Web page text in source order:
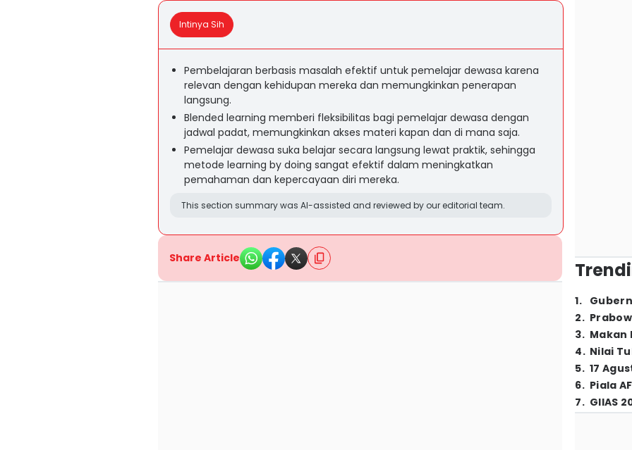
Intinya Sih
Pembelajaran berbasis masalah efektif untuk pemelajar dewasa karena
relevan dengan kehidupan mereka dan memungkinkan penerapan
langsung.
Blended learning memberi fleksibilitas bagi pemelajar dewasa dengan
jadwal padat, memungkinkan akses materi kapan dan di mana saja.
Pemelajar dewasa suka belajar secara langsung lewat praktik, sehingga
metode learning by doing sangat efektif dalam meningkatkan
pemahaman dan kepercayaan diri mereka.
This section summary was AI-assisted and reviewed by our editorial team.
Share Article
1.
2.
3. Makan
4. Nilai
5. 17
6. Piala
7. GIIAS